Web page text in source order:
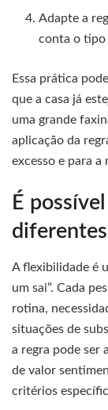
Adapte a
conta o tipo
Essa prática
que a casa já
uma grande
aplicação da
excesso e para a
É
A flexibilidade é
um sai”. Cada
rotina,
situações de
a regra pode ser
de valor
critérios